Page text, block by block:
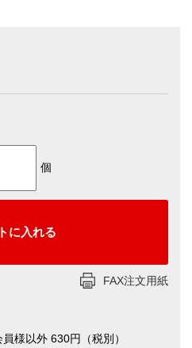
個
FAX注文用紙
様以外 630円（税別）